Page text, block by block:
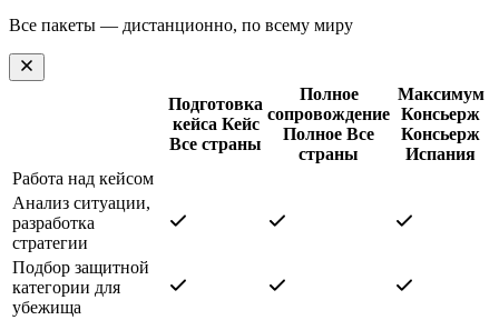
Все пакеты — дистанционно, по всему миру
Подготовка
кейса Кейс
Все страны
Полное
сопровождение
Полное Все
страны
Максимум
Консьерж
Консьерж
Испания
Работа над кейсом
Анализ ситуации,
разработка
стратегии
Подбор защитной
категории для
убежища